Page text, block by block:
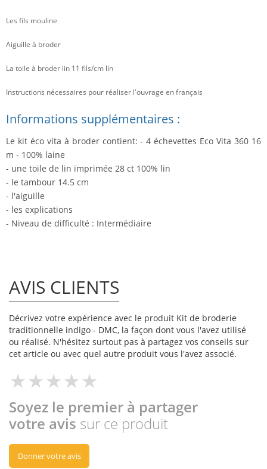
Les fils mouline
Aiguille à broder
La toile à broder lin 11 fils/cm lin
Instructions nécessaires pour réaliser l'ouvrage en français
Informations supplémentaires :
Le kit éco vita à broder contient: - 4 échevettes Eco Vita 360 16
m - 100% laine
- une toile de lin imprimée 28 ct 100% lin
- le tambour 14.5 cm
- l'aiguille
- les explications
- Niveau de difficulté : Intermédiaire
AVIS CLIENTS
Décrivez votre expérience avec le produit Kit de broderie
traditionnelle indigo - DMC, la façon dont vous l'avez utilisé
ou réalisé. N'hésitez surtout pas à partagez vos conseils sur
cet article ou avec quel autre produit vous l'avez associé.
Soyez le premier à partager
votre avis sur ce produit
Donner votre avis